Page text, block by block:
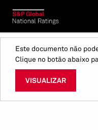
Este documento não
Clique no botão abaixo
VISUALIZAR